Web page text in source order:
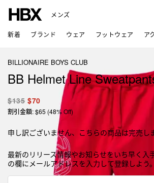
メンズ
新着 ブランド ウェア フットウェア ア
BILLIONAIRE BOYS CLUB
BB Helmet Line
$135 $70
割引金額: $65 (48% Off)
申し訳ございません、こちらの商品は完売し
最新のリリース情報やお知らせをいち早く入
の欄にメールアドレスを入力して登録しよう。